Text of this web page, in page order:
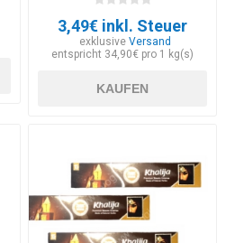
3,49€ inkl. Steuer
exklusive Versand
entspricht 34,90€ pro 1 kg(s)
KAUFEN